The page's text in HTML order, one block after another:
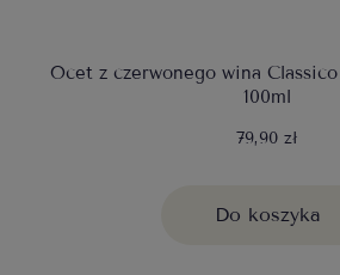
Ocet z czerwonego wina Classico
100ml
79,90 zł
Do koszyka